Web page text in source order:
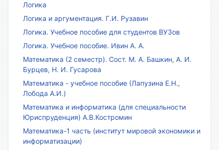
Логика
Логика и аргументация. Г.И. Рузавин
Логика. Учебное пособие для студентов ВУЗов
Логика. Учебное пособие. Ивин А. А.
Математика (2 семестр). Сост. М. А. Башкин, А. И.
Бурцев, Н. И. Гусарова
Математика - учебное пособие (Лапузина Е.Н.,
Лобода А.И.)
Математика и информатика (для специальности
Юриспруденция) А.В.Костромин
Математика-1 часть (институт мировой экономики и
информатизации)